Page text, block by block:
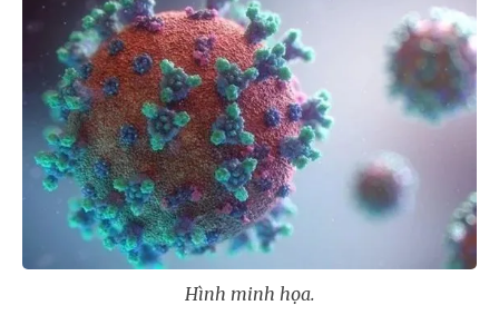
Hình minh họa.